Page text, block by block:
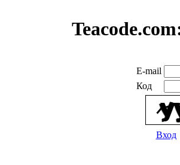
E-mail
Код
Вход